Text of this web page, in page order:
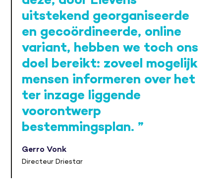
uitstekend georganiseerde
en gecoördineerde, online
variant, hebben we toch ons
doel bereikt: zoveel mogelijk
mensen informeren over het
ter inzage liggende
voorontwerp
bestemmingsplan.
Gerro Vonk
Directeur Driestar